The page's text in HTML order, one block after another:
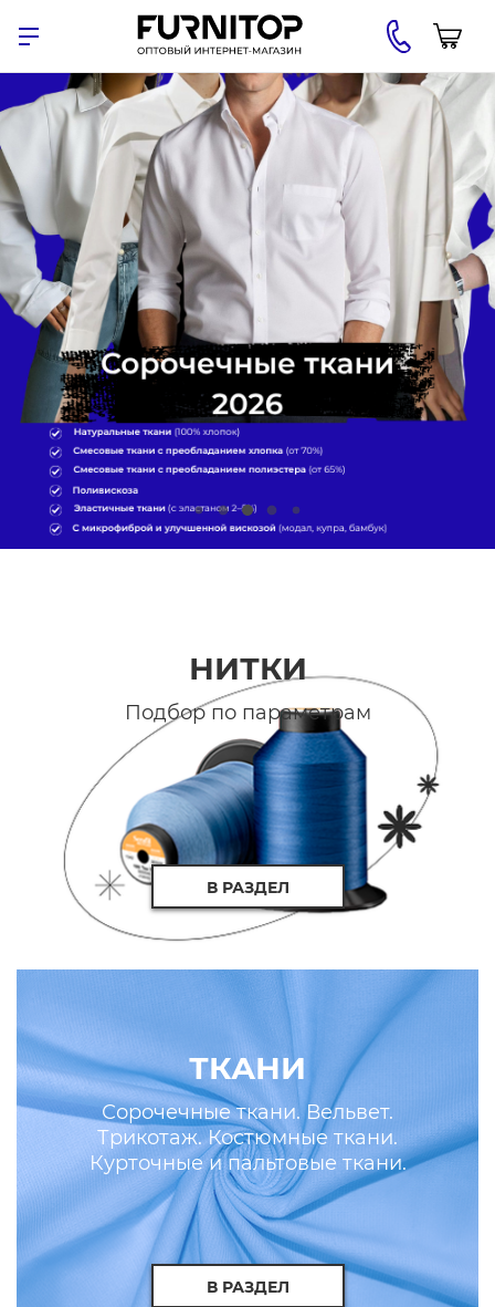
НИТКИ
Подбор по параметрам
В РАЗДЕЛ
ТКАНИ
Сорочечные ткани. Вельвет.
Трикотаж. Костюмные ткани.
Курточные и пальтовые ткани.
Искусственные кожа и мех.
В РАЗДЕЛ